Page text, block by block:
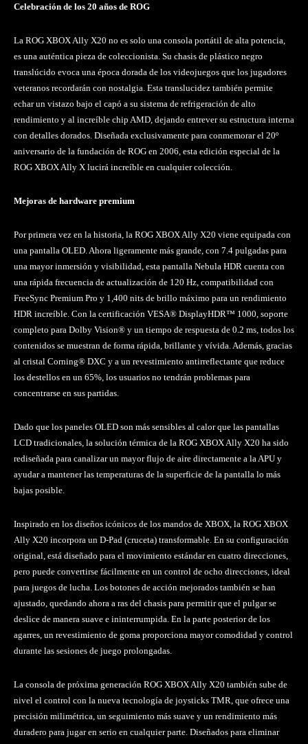
Celebración de los 20 años de ROG
La ROG XBOX Ally X20 no es solo una consola portátil de alta potencia,
es una auténtica pieza de coleccionista. Su chasis de plástico negro
translúcido evoca una época dorada de los videojuegos que los jugadores
veteranos recordarán con nostalgia. Esta translucidez también permite
echar un vistazo bajo el capó a su sistema de refrigeración de alto
rendimiento y al increíble chip AMD, dejando entrever su estructura interna
con detalles dorados. Diseñada exclusivamente para conmemorar el 20º
aniversario de la fundación de ROG en 2006, esta edición especial de la
ROG XBOX Ally X lucirá increíble en cualquier colección.
Mejoras de hardware premium
Por primera vez en la historia, la ROG XBOX Ally X20 viene equipada con
una pantalla OLED. Ahora ligeramente más grande, con 7.4 pulgadas para
una mayor inmersión y visibilidad, esta pantalla Nebula HDR cuenta con
una rápida frecuencia de actualización de 120 Hz, compatibilidad con
FreeSync Premium Pro y 1,400 nits de brillo máximo para un rendimiento
HDR increíble. Con la certificación VESA® DisplayHDR™ 1000, soporte
completo para Dolby Vision® y un tiempo de respuesta de 0.2 ms, todos los
contenidos se muestran de forma rápida, brillante y vívida. Además, gracias
al cristal Corning® DXC y a un revestimiento antirreflectante que reduce
los destellos en un 65%, los usuarios no tendrán problemas para
concentrarse en sus partidas.
Dado que los paneles OLED son más sensibles al calor que las pantallas
LCD tradicionales, la solución térmica de la ROG XBOX Ally X20 ha sido
rediseñada para canalizar un mayor flujo de aire directamente a la APU y
ayudar a mantener las temperaturas de la superficie de la pantalla lo más
bajas posible.
Inspirado en los diseños icónicos de los mandos de XBOX, la ROG XBOX
Ally X20 incorpora un D-Pad (cruceta) transformable. En su configuración
original, está diseñado para el movimiento estándar en cuatro direcciones,
pero puede convertirse fácilmente en un control de ocho direcciones, ideal
para juegos de lucha. Los botones de acción mejorados también se han
ajustado, quedando ahora a ras del chasis para permitir que el pulgar se
deslice de manera suave e ininterrumpida. En la parte posterior de los
agarres, un revestimiento de goma proporciona mayor comodidad y control
durante las sesiones de juego prolongadas.
La consola de próxima generación ROG XBOX Ally X20 también sube de
nivel el control con la nueva tecnología de joysticks TMR, que ofrece una
precisión milimétrica, un seguimiento más suave y un rendimiento más
duradero para jugar en serio en cualquier parte. Diseñados para eliminar